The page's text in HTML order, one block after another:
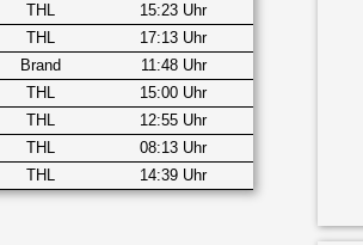
THL
15:23 Uhr
THL
17:13 Uhr
Brand
11:48 Uhr
THL
15:00 Uhr
THL
12:55 Uhr
THL
08:13 Uhr
THL 14:39 Uhr